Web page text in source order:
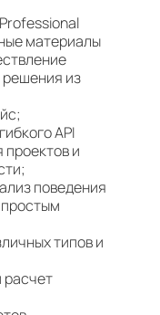
материалы
из
API
и
поведения
типов и
расчет